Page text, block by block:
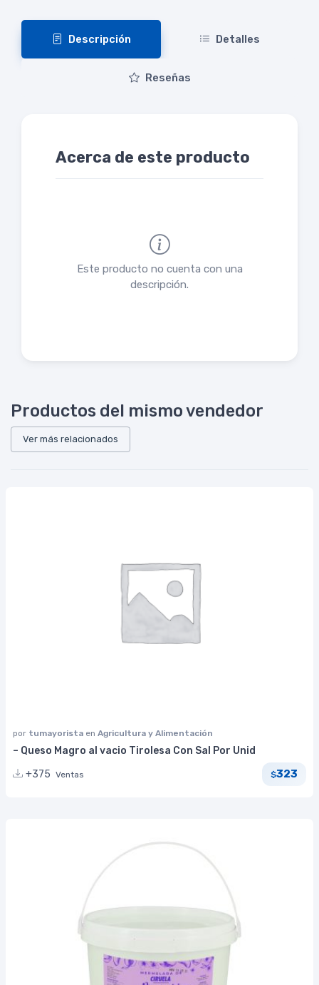
Descripción Detalles
Reseñas
Acerca de este producto
Este producto no cuenta con una
descripción.
Productos del mismo vendedor
Ver más relacionados
por tumayorista en Agricultura y Alimentación
– Queso Magro al vacio Tirolesa Con Sal Por Unid
+375 Ventas $323